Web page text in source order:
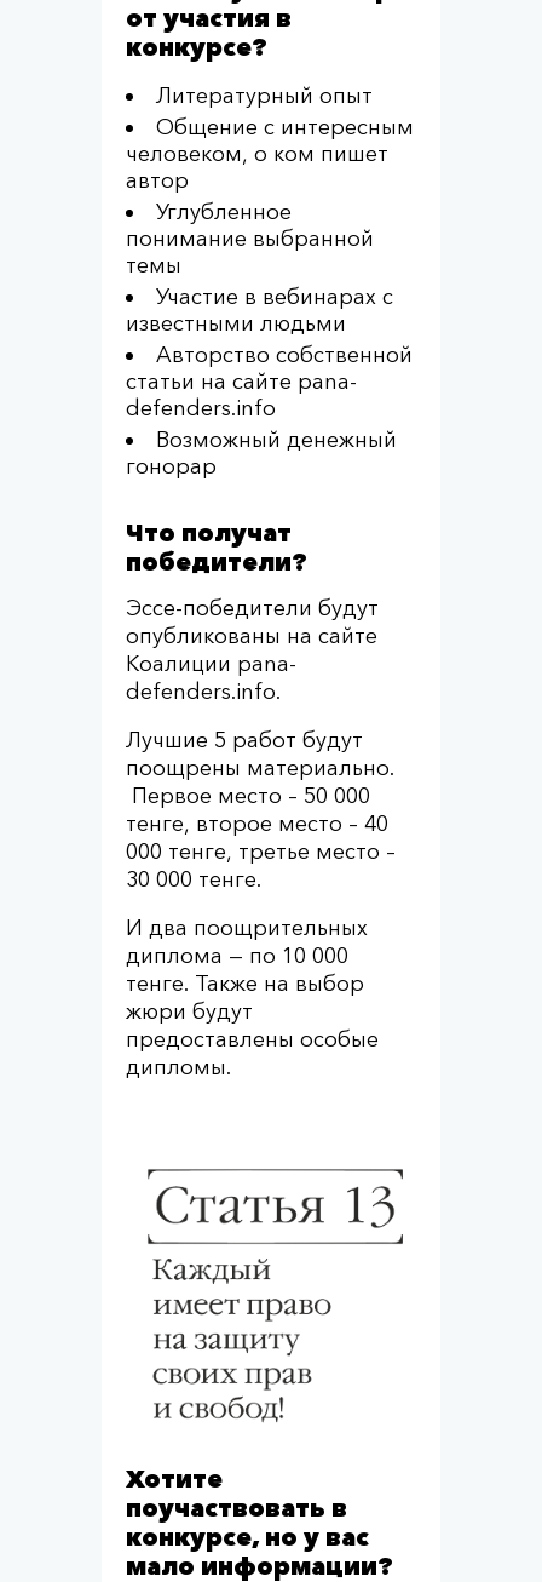
от участия в
конкурсе?
Литературный опыт
Общение с интересным
человеком, о ком пишет
автор
Углубленное
понимание выбранной
темы
Участие в вебинарах с
известными людьми
Авторство собственной
статьи на сайте pana-
defenders.info
Возможный денежный
гонорар
Что получат
победители?
Эссе-победители будут
опубликованы на сайте
Коалиции pana-
defenders.info.
Лучшие 5 работ будут
поощрены материально.
Первое место – 50 000
тенге, второе место – 40
000 тенге, третье место –
30 000 тенге.
И два поощрительных
диплома — по 10 000
тенге. Также на выбор
жюри будут
предоставлены особые
дипломы.
Хотите
поучаствовать в
конкурсе, но у вас
мало информации?